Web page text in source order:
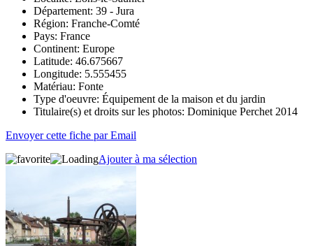
Département: 39 - Jura
Région: Franche-Comté
Pays: France
Continent: Europe
Latitude: 46.675667
Longitude: 5.555455
Matériau: Fonte
Type d'oeuvre: Équipement de la maison et du jardin
Titulaire(s) et droits sur les photos: Dominique Perchet 2014
Envoyer cette fiche par Email
Ajouter à ma sélection